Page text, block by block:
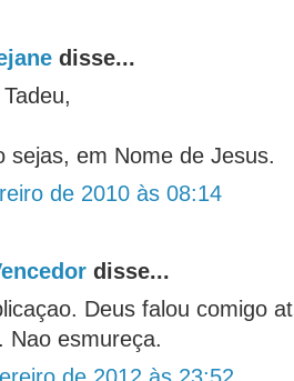
disse...
sejas, em Nome de Jesus.
de 2010 às 08:14
disse...
Deus falou comigo
Nao esmureça.